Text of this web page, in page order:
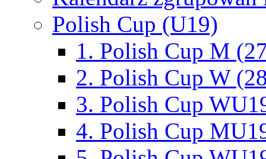
Polish Cup (U19)
1. Polish Cup M
2. Polish Cup W
3. Polish Cup
4. Polish Cup